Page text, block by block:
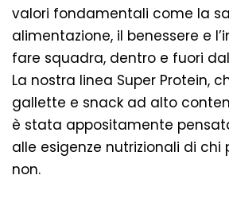
valori fondamentali come la
alimentazione, il benessere e
fare squadra, dentro e fuori
La nostra linea Super Protein,
gallette e snack ad alto
è stata appositamente
alle esigenze nutrizionali di chi
non.